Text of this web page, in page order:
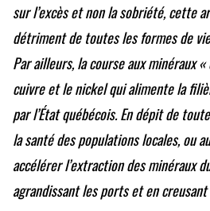
sur l’excès et non la sobriété, cette
détriment de toutes les formes de
Par ailleurs, la course aux minéraux
cuivre et le nickel qui alimente la
par l’État québécois. En dépit de
la santé des populations locales, ou
accélérer l’extraction des minéraux
agrandissant les ports et en